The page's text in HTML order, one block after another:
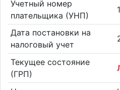
Учетный номер
плательщика (УНП)
Дата постановки на
налоговый учет
Текущее состояние
(ГРП)